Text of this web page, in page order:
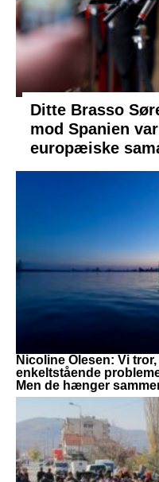
Ditte Brasso
mod Spanien
europæiske
Nicoline Olesen: Vi
enkeltstående
Men de hænger